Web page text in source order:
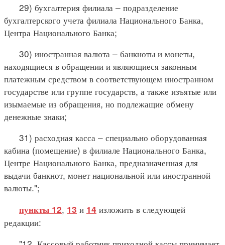
29) бухгалтерия филиала – подразделение
бухгалтерского учета филиала Национального Банка,
Центра Национального Банка;
30) иностранная валюта – банкноты и монеты,
находящиеся в обращении и являющиеся законным
платежным средством в соответствующем иностранном
государстве или группе государств, а также изъятые или
изымаемые из обращения, но подлежащие обмену
денежные знаки;
31) расходная касса – специально оборудованная
кабина (помещение) в филиале Национального Банка,
Центре Национального Банка, предназначенная для
выдачи банкнот, монет национальной или иностранной
валюты.";
пункты 12, 13 и 14 изложить в следующей
редакции: